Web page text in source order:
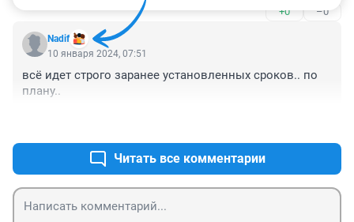
+0 –0
Nadif
10 января 2024, 07:51
всё идет строго заранее установленных сроков.. по
плану..
Читать все комментарии